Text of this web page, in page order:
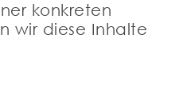
konkreten
wir diese Inhalte